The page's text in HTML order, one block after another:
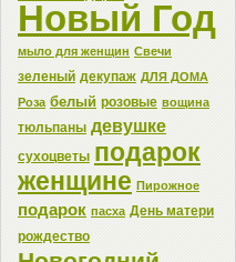
Новый Год
мыло для женщин Свечи
зеленый декупаж ДЛЯ ДОМА
Роза белый розовые вощина
тюльпаны девушке
сухоцветы подарок
женщине Пирожное
подарок пасха День матери
рождество